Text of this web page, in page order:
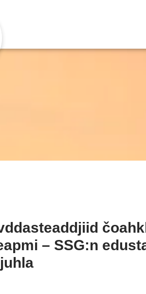
– SSG:n